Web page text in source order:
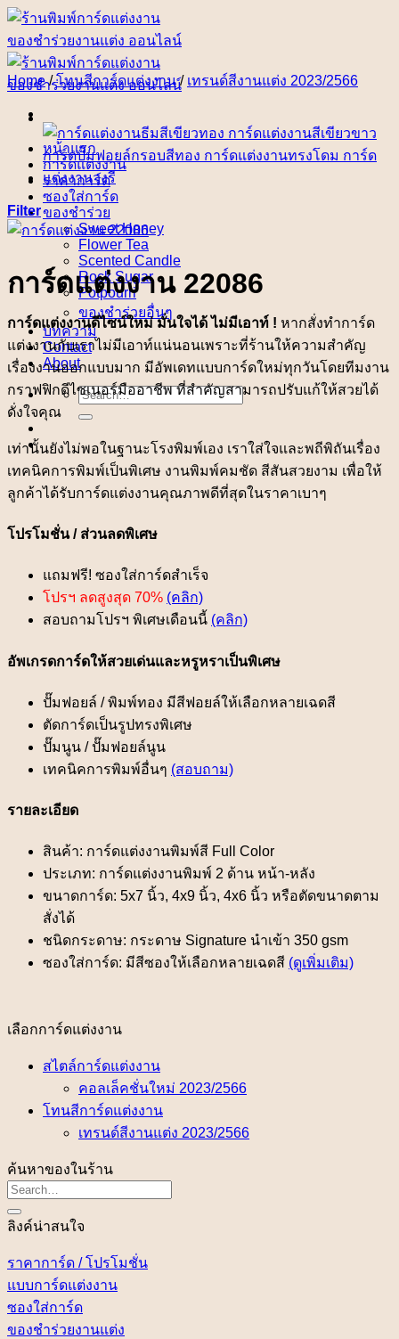
Skip
content
หน้าแรก
การ์ดแต่งงาน
ราคาการ์ด
ซองใส่การ์ด
ของชำร่วย
Sweet Honey
Flower Tea
Scented Candle
Rock Sugar
Potpourri
ของชำร่วยอื่นๆ
บทความ
Contact
About
Search
for:
Home / โทนสีการ์ดแต่งงาน / เทรนด์สีงานแต่ง 2023/2566
Filter
การ์ดแต่งงาน 22086
การ์ดแต่งงานดีไซน์ใหม่ มั่นใจได้ ไม่มีเอาท์ ! หากสั่งทำการ์ด
แต่งงานกับเราไม่มีเอาท์แน่นอนเพราะที่ร้านให้ความสำคัญ
เรื่องงานออกแบบมาก มีอัพเดทแบบการ์ดใหม่ทุกวันโดยทีมงาน
กราฟฟิกดีไซเนอร์มืออาชีพ ที่สำคัญสามารถปรับแก้ให้สวยได้
ดั่งใจคุณ
เท่านั้นยังไม่พอในฐานะโรงพิมพ์เอง เราใส่ใจและพถีพิถันเรื่อง
เทคนิคการพิมพ์เป็นพิเศษ งานพิมพ์คมชัด สีสันสวยงาม เพื่อให้
ลูกค้าได้รับการ์ดแต่งงานคุณภาพดีที่สุดในราคาเบาๆ
โปรโมชั่น / ส่วนลดพิเศษ
แถมฟรี! ซองใส่การ์ดสำเร็จ
โปรฯ ลดสูงสุด 70% (คลิก)
สอบถามโปรฯ พิเศษเดือนนี้ (คลิก)
อัพเกรดการ์ดให้สวยเด่นและหรูหราเป็นพิเศษ
ปั๊มฟอยล์ / พิมพ์ทอง มีสีฟอยล์ให้เลือกหลายเฉดสี
ตัดการ์ดเป็นรูปทรงพิเศษ
ปั๊มนูน / ปั๊มฟอยล์นูน
เทคนิคการพิมพ์อื่นๆ (สอบถาม)
รายละเอียด
สินค้า: การ์ดแต่งงานพิมพ์สี Full Color
ประเภท: การ์ดแต่งงานพิมพ์ 2 ด้าน หน้า-หลัง
ขนาดการ์ด: 5x7 นิ้ว, 4x9 นิ้ว, 4x6 นิ้ว หรือตัดขนาดตาม
สั่งได้
ชนิดกระดาษ: กระดาษ Signature นำเข้า 350 gsm
ซองใส่การ์ด: มีสีซองให้เลือกหลายเฉดสี (ดูเพิ่มเติม)
เลือกการ์ดแต่งงาน
สไตล์การ์ดแต่งงาน
คอลเล็คชั่นใหม่ 2023/2566
โทนสีการ์ดแต่งงาน
เทรนด์สีงานแต่ง 2023/2566
ค้นหาของในร้าน
ลิงค์น่าสนใจ
ราคาการ์ด / โปรโมชั่น
แบบการ์ดแต่งงาน
ซองใส่การ์ด
ของชำร่วยงานแต่ง